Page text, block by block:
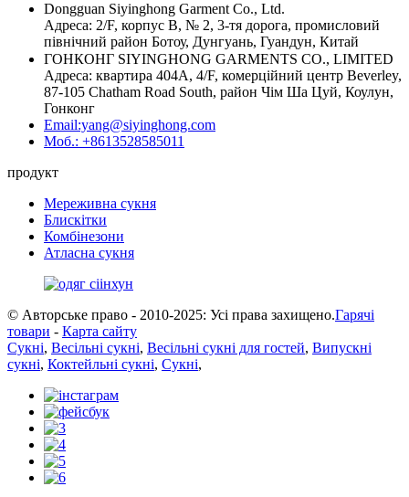
Dongguan Siyinghong Garment Co., Ltd.
Адреса: 2/F, корпус B, № 2, 3-тя дорога, промисловий
північний район Ботоу, Дунгуань, Гуандун, Китай
ГОНКОНГ SIYINGHONG GARMENTS CO., LIMITED
Адреса: квартира 404A, 4/F, комерційний центр Beverley,
87-105 Chatham Road South, район Чім Ша Цуй, Коулун,
Гонконг
Email:yang@siyinghong.com
Моб.: +8613528585011
продукт
Мереживна сукня
Блискітки
Комбінезони
Атласна сукня
© Авторське право - 2010-2025: Усі права захищено.Гарячі
товари - Карта сайту
Сукні, Весільні сукні, Весільні сукні для гостей, Випускні
сукні, Коктейльні сукні, Сукні,